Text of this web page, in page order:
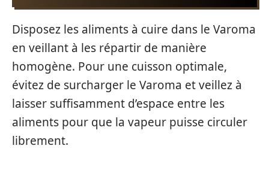
Disposez les aliments à cuire dans le Varoma
en veillant à les répartir de manière
homogène. Pour une cuisson optimale,
évitez de surcharger le Varoma et veillez à
laisser suffisamment d’espace entre les
aliments pour que la vapeur puisse circuler
librement.